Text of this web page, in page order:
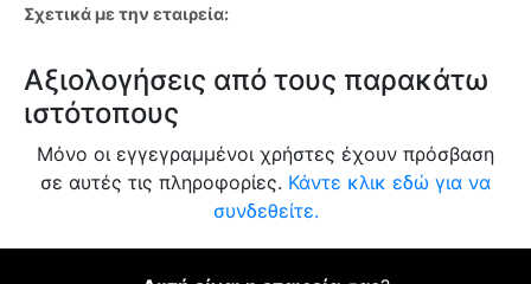
Σχετικά με την εταιρεία:
Αξιολογήσεις από τους παρακάτω
ιστότοπους
Μόνο οι εγγεγραμμένοι χρήστες έχουν πρόσβαση
σε αυτές τις πληροφορίες. Κάντε κλικ εδώ για να
συνδεθείτε.